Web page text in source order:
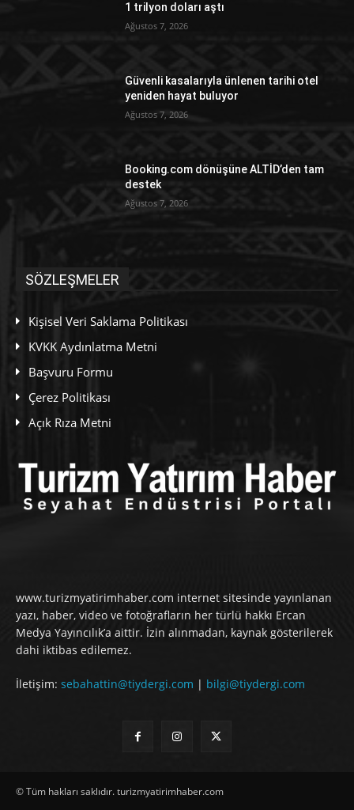
1 trilyon doları aştı
Ağustos 7, 2026
Güvenli kasalarıyla ünlenen tarihi otel
yeniden hayat buluyor
Ağustos 7, 2026
Booking.com dönüşüne ALTİD’den tam
destek
Ağustos 7, 2026
SÖZLEŞMELER
Kişisel Veri Saklama Politikası
KVKK Aydınlatma Metni
Başvuru Formu
Çerez Politikası
Açık Rıza Metni
www.turizmyatirimhaber.com internet sitesinde yayınlanan
yazı, haber, video ve fotoğrafların her türlü hakkı Ercan
Medya Yayıncılık’a aittir. İzin alınmadan, kaynak gösterilerek
dahi iktibas edilemez.
İletişim: sebahattin@tiydergi.com | bilgi@tiydergi.com
© Tüm hakları saklıdır. turizmyatirimhaber.com